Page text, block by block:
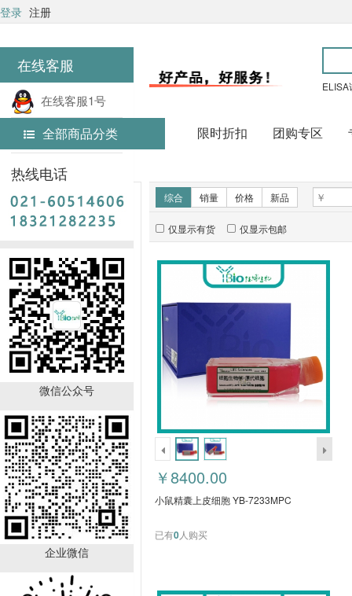
在线客服
在线客服1号
在线客服2号
热线电话
微信公众号
企业微信
登录 注册
ELISA
全部商品分类 限时折扣 团购专区
首页
细胞生物学
新品推荐
猪骨髓间充质干细胞 YB-
7007PPC
￥3580.00
已有
人购买
猪成骨细胞 YB-7006PPC
综合 销量 价格 新品
仅显示有货 仅显示包邮
￥8400.00
小鼠精囊上皮细胞 YB-7233MPC
已有0人购买